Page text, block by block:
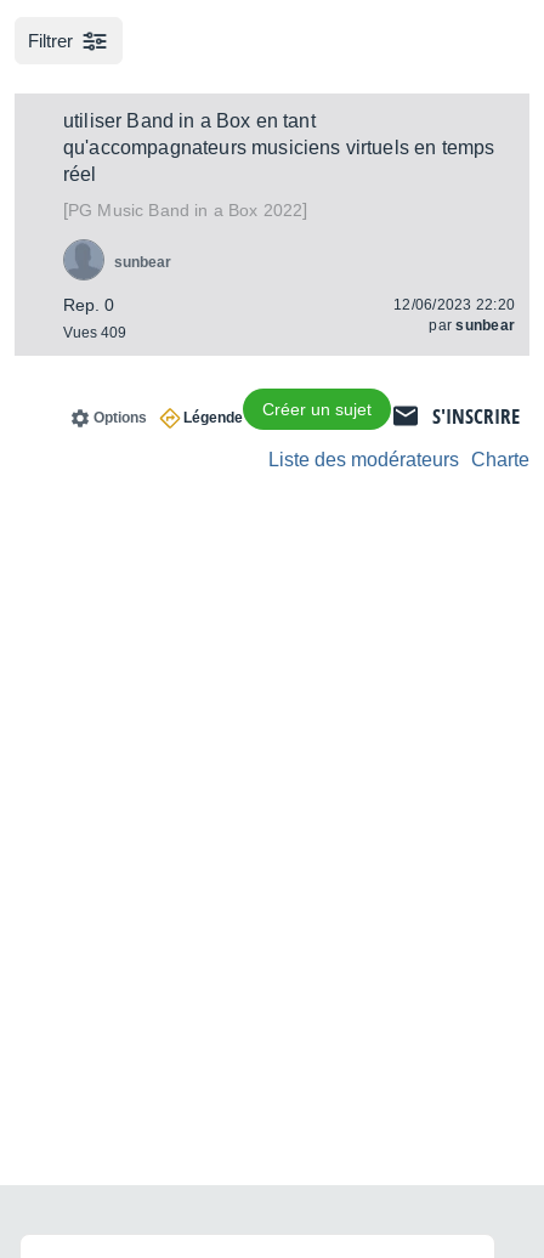
Filtrer
utiliser Band in a Box en tant
qu'accompagnateurs musiciens virtuels en temps
réel
[PG Music Band in a Box 2022]
Rep. 0
Vues 409
sunbear
12/06/2023 22:20
parsunbear
S'INSCRIRE
Créer un sujet
Légende
Options
Charte
Liste des modérateurs